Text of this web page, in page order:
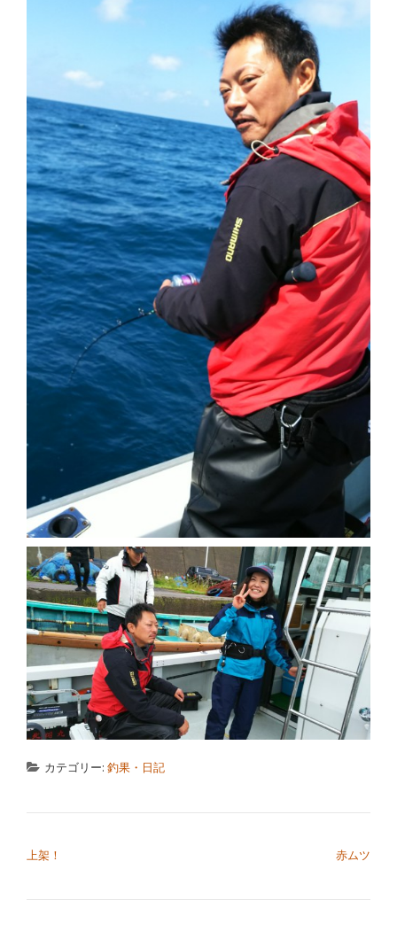
カテゴリー: 釣果・日記
上架！ 赤ムツ